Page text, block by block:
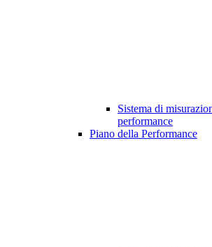
Sistema di
performance
Piano della Performance